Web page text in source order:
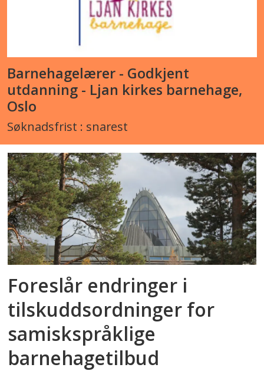
Barnehagelærer - Godkjent
utdanning - Ljan kirkes barnehage,
Oslo
Søknadsfrist : snarest
Foreslår endringer i
tilskuddsordninger for
samiskspråklige
barnehagetilbud